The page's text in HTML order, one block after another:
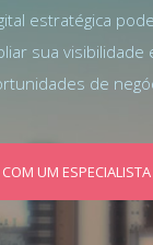
estratégica
sua visibilidade
de
COM UM ESPECIALISTA